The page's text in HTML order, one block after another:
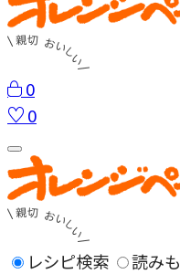
0
0
レシピ検索 読み